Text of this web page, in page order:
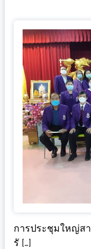
การประชุมใหญ่ส
รั […]